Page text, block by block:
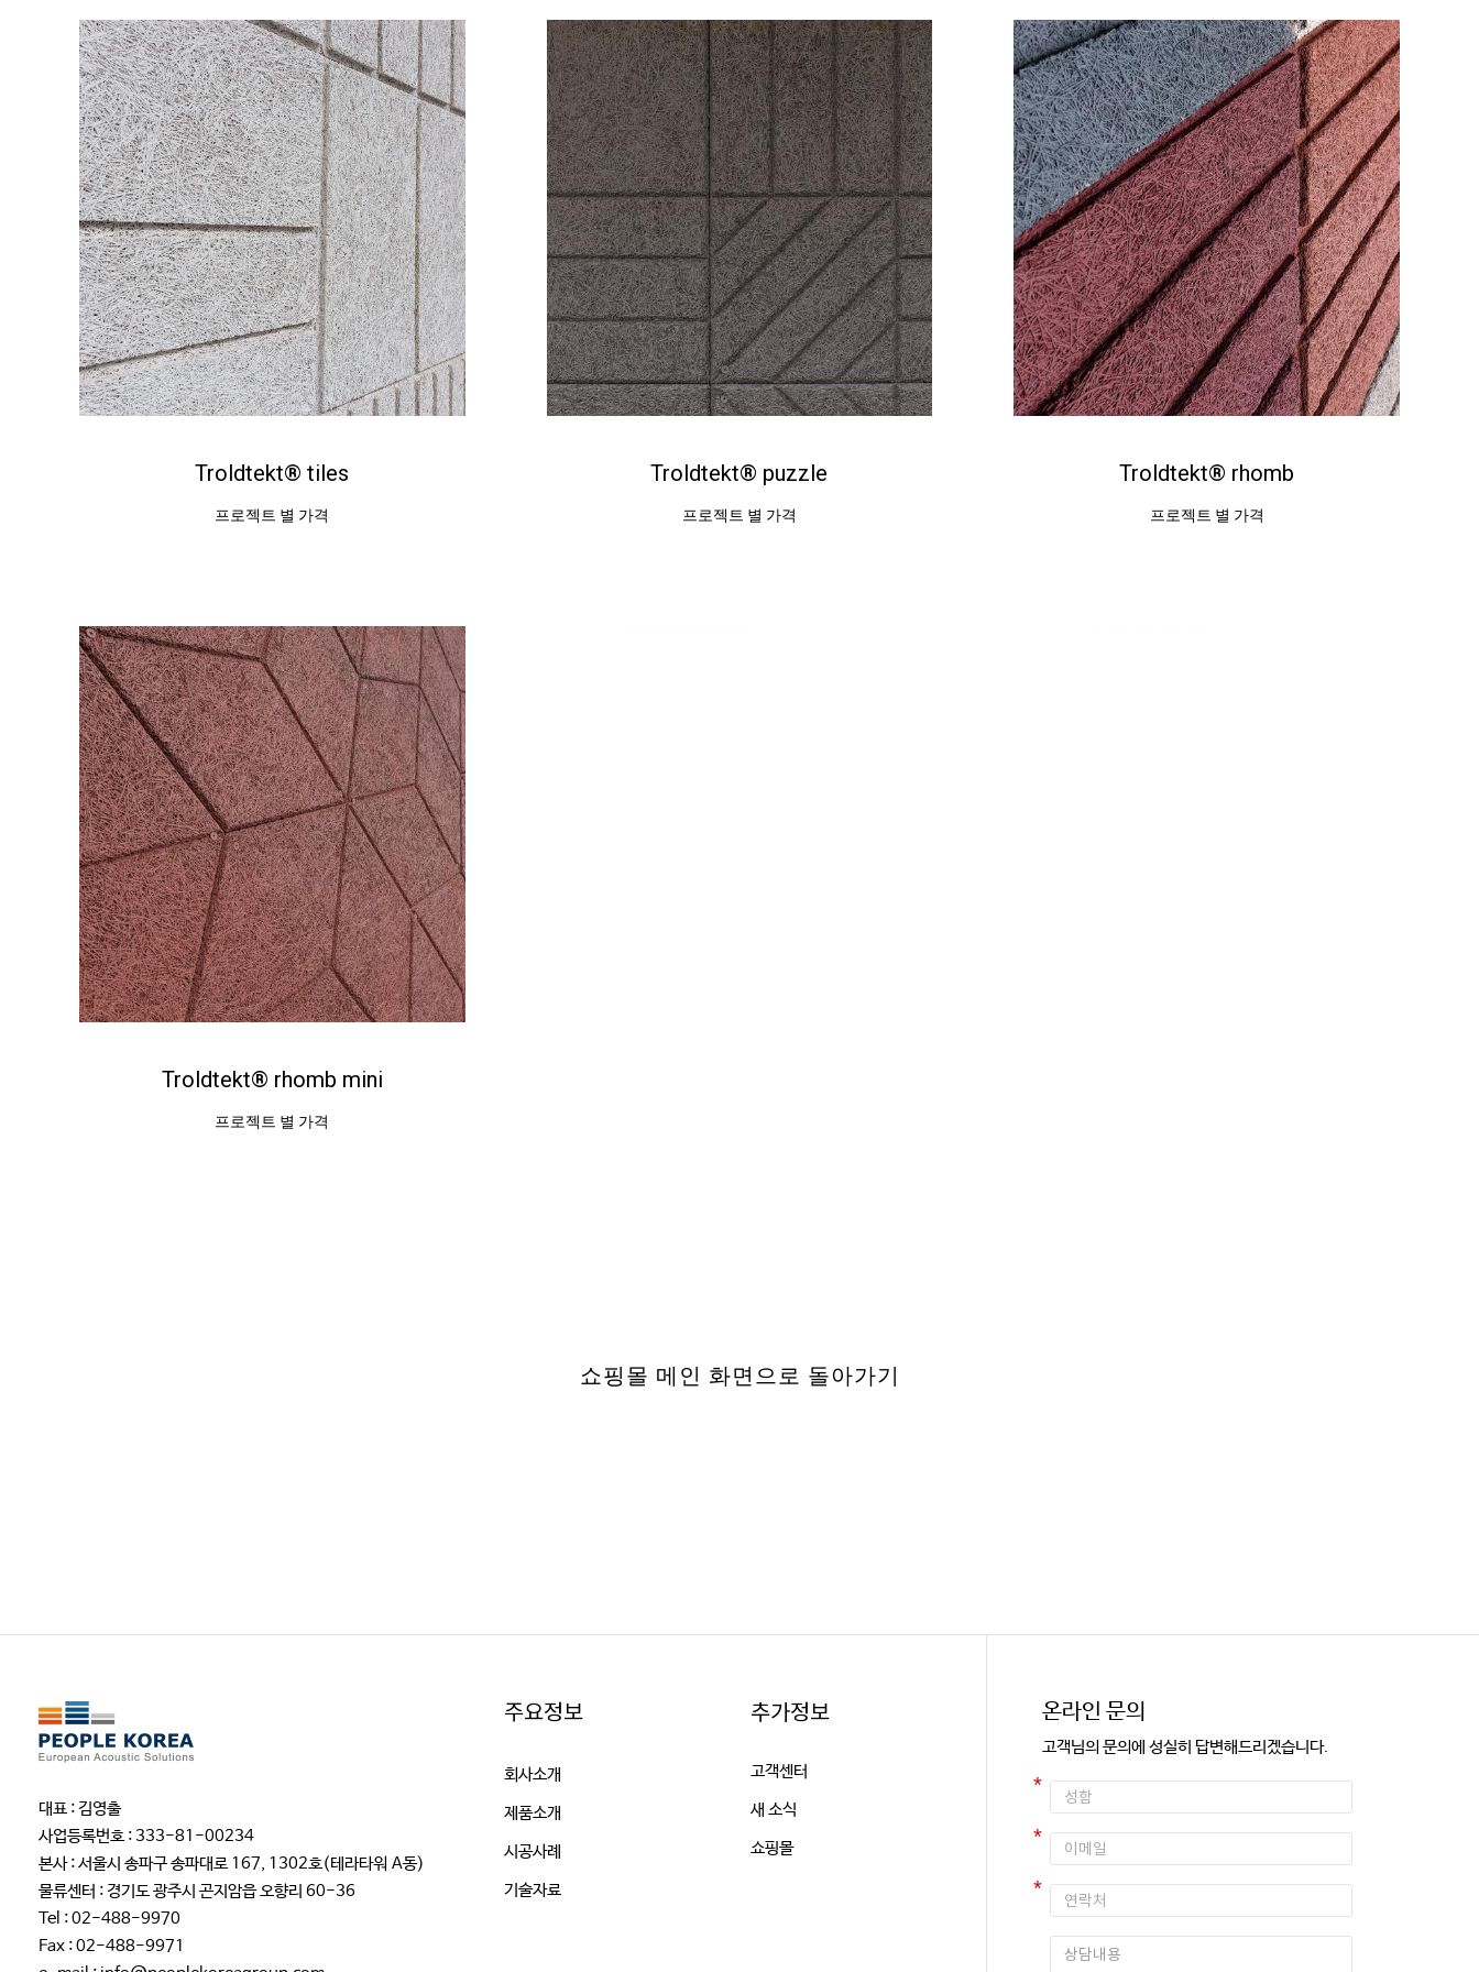
Troldtekt® tiles
프로젝트 별 가격
Troldtekt® puzzle
프로젝트 별 가격
Troldtekt® rhomb
프로젝트 별 가격
Troldtekt® rhomb mini
프로젝트 별 가격
쇼핑몰 메인 화면으로 돌아가기
대표 : 김영출
사업등록번호 : 333-81-00234
본사 : 서울시 송파구 송파대로 167, 1302호(테라타워 A동)
물류센터 : 경기도 광주시 곤지암읍 오향리 60-36
Tel : 02-488-9970
Fax : 02-488-9971
주요정보
회사소개
제품소개
시공사례
기술자료
추가정보
고객센터
새 소식
쇼핑몰
온라인 문의
고객님의 문의에 성실히 답변해드리겠습니다.